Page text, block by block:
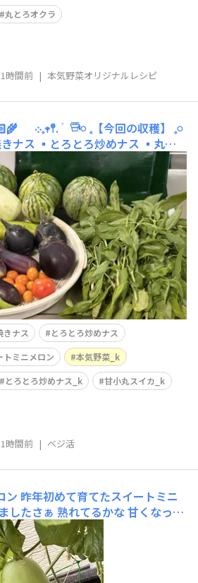
丸とろオクラ
時間前 | 本気野菜オリジナルレシピ
ンジ ▪︎ こいあじ中玉 ▪︎強健豊作
トミニメロン ▪︎スイート
きナス
とろとろ炒めナス
トミニメロン
本気野菜_k
とろとろ炒めナス_k
甘小丸スイカ_k
時間前 | ベジ活
ン 昨年初めて育てたスイートミニ
したさぁ 熟れてるかな 甘くなって
キ💓なんか今年はウリハムシをよ
やりの時に見かけたら手でトールを
見かけます しかも2匹重なり合って
ップルもニームオイルを定期的に散